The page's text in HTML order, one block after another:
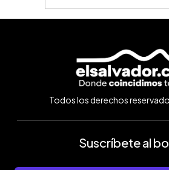
Todos los derechos
Suscríbete al